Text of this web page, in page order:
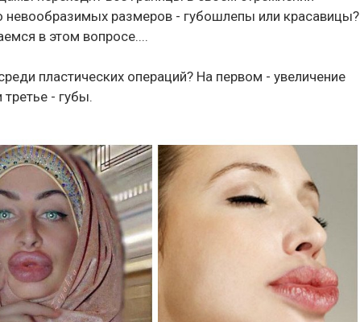
невообразимых размеров - губошлепы или красавицы?
в этом вопросе....
пластических операций? На первом - увеличение
- губы.